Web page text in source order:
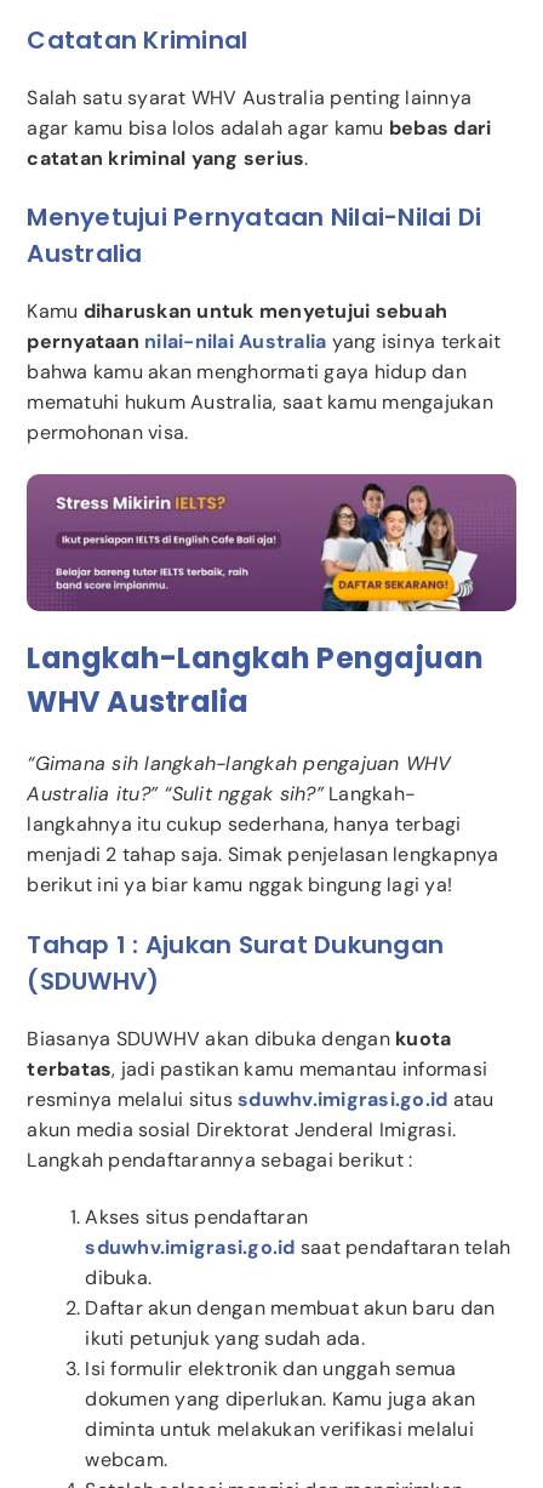
Catatan Kriminal
Salah satu syarat WHV Australia penting lainnya
agar kamu bisa lolos adalah agar kamu bebas dari
catatan kriminal yang serius.
Menyetujui Pernyataan Nilai-Nilai Di
Australia
Kamu diharuskan untuk menyetujui sebuah
pernyataan nilai-nilai Australia yang isinya terkait
bahwa kamu akan menghormati gaya hidup dan
mematuhi hukum Australia, saat kamu mengajukan
permohonan visa.
Langkah-Langkah Pengajuan
WHV Australia
“Gimana sih langkah-langkah pengajuan WHV
Australia itu?” “Sulit nggak sih?”Langkah-
langkahnya itu cukup sederhana, hanya terbagi
menjadi 2 tahap saja. Simak penjelasan lengkapnya
berikut ini ya biar kamu nggak bingung lagi ya!
Tahap 1 : Ajukan Surat Dukungan
(SDUWHV)
Biasanya SDUWHV akan dibuka dengan kuota
terbatas, jadi pastikan kamu memantau informasi
resminya melalui situssduwhv.imigrasi.go.id atau
akun media sosial Direktorat Jenderal Imigrasi.
Langkah pendaftarannya sebagai berikut :
Akses situs pendaftaran
sduwhv.imigrasi.go.id saat pendaftaran telah
dibuka.
Daftar akun dengan membuat akun baru dan
ikuti petunjuk yang sudah ada.
Isi formulir elektronik dan unggah semua
dokumen yang diperlukan. Kamu juga akan
diminta untuk melakukan verifikasi melalui
webcam.